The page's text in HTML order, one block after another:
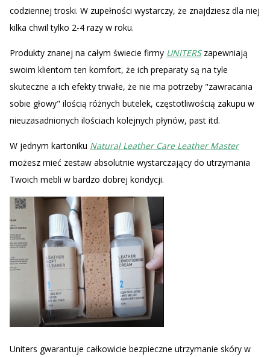
codziennej troski. W zupełności wystarczy, że znajdziesz dla niej
kilka chwil tylko 2-4 razy w roku.
Produkty znanej na całym świecie firmy UNITERS zapewniają
swoim klientom ten komfort, że ich preparaty są na tyle
skuteczne a ich efekty trwałe, że nie ma potrzeby "zawracania
sobie głowy" ilością różnych butelek, częstotliwością zakupu w
nieuzasadnionych ilościach kolejnych płynów, past itd.
W jednym kartoniku Natural Leather Care Leather Master
możesz mieć zestaw absolutnie wystarczający do utrzymania
Twoich mebli w bardzo dobrej kondycji.
Uniters gwarantuje całkowicie bezpieczne utrzymanie skóry w